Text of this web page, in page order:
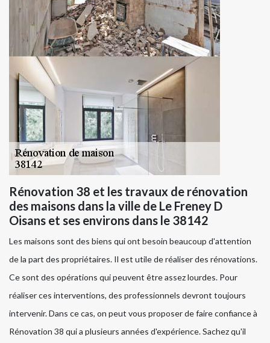
Rénovation 38 et les travaux de rénovation
des maisons dans la ville de Le Freney D
Oisans et ses environs dans le 38142
Les maisons sont des biens qui ont besoin beaucoup d'attention
de la part des propriétaires. Il est utile de réaliser des rénovations.
Ce sont des opérations qui peuvent être assez lourdes. Pour
réaliser ces interventions, des professionnels devront toujours
intervenir. Dans ce cas, on peut vous proposer de faire confiance à
Rénovation 38 qui a plusieurs années d'expérience. Sachez qu'il